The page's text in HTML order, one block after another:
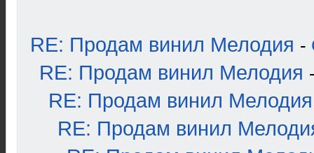
RE: Продам винил Мелодия -
RE: Продам винил Мелодия
RE: Продам винил Мелодия
RE: Продам винил